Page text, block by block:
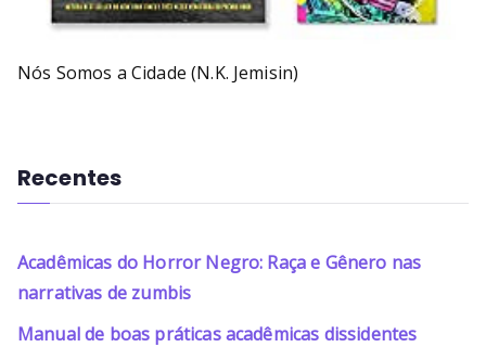
Nós Somos a Cidade (N.K. Jemisin)
Recentes
Acadêmicas do Horror Negro: Raça e Gênero nas
narrativas de zumbis
Manual de boas práticas acadêmicas dissidentes